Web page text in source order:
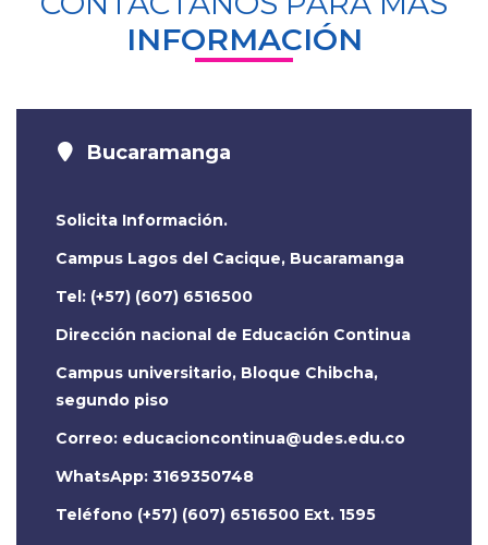
INFORMACIÓN
Bucaramanga
Solicita Información.
Campus Lagos del Cacique, Bucaramanga
Tel: (+57) (607) 6516500
Dirección nacional de Educación Continua
Campus universitario, Bloque Chibcha,
segundo piso
Correo:
WhatsApp: 3169350748
Teléfono (+57) (607) 6516500 Ext. 1595